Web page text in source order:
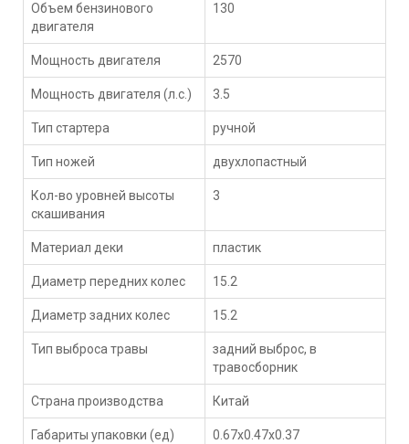
Объем бензинового
двигателя
130
Мощность двигателя 2570
Мощность двигателя (л.с.) 3.5
Тип стартера ручной
Тип ножей двухлопастный
Кол-во уровней высоты
скашивания
3
Материал деки пластик
Диаметр передних колес 15.2
Диаметр задних колес 15.2
Тип выброса травы
задний выброс, в
травосборник
Страна производства Китай
Габариты упаковки (ед)
0.67x0.47x0.37